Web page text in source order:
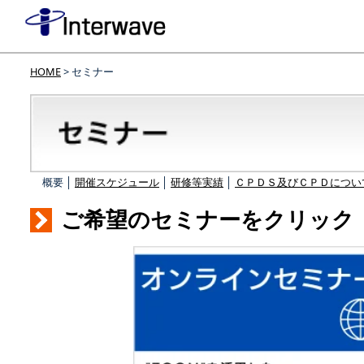
HOME> セミナー
概要 │ 開催スケジュール 研修等実績 ＣＰＤＳ及びＣＰＤにつ
ご希望のセミナーをクリック